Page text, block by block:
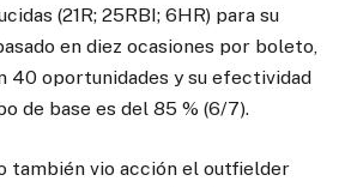
(21R; 25RBI; 6HR) para su
en diez ocasiones por boleto,
40 oportunidades y su efectividad
de base es del 85 % (6/7).
también vio acción el outfielder